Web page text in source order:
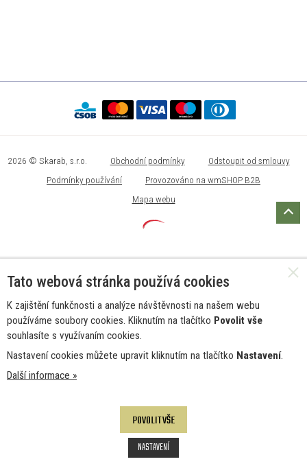
2026 © Skarab, s.r.o. Obchodní podmínky
Odstoupit od smlouvy
Podmínky používání
Provozováno na wmSHOP B2B
Mapa webu
Tato webová stránka používá cookies
K zajištění funkčnosti a analýze návštěvnosti na našem webu
používáme soubory cookies. Kliknutím na tlačítko Povolit vše
souhlasíte s využívaním cookies.
Nastavení cookies můžete upravit kliknutím na tlačítko Nastavení.
Další informace »
POVOLIT VŠE
NASTAVENÍ